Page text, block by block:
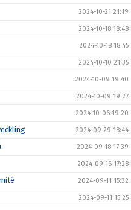
2024-10-21 21:19
2024-10-18 18:48
2024-10-18 18:45
2024-10-10 21:35
2024-10-09 19:40
2024-10-09 19:27
2024-10-06 19:20
2024-09-29 18:44
2024-09-18 17:39
2024-09-16 17:28
2024-09-11 15:32
2024-09-11 15:25